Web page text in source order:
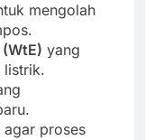
mengolah
yang
listrik.
agar proses